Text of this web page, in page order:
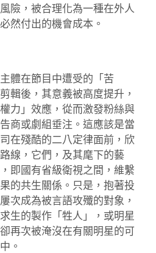
險，被合理化為一種在外人
然付出的機會成本。
體在節目中遭受的「苦
輯後，其意義被高度提升，
力」效應，從而激發粉絲與
商或劇組垂注。這應該是當
在殘酷的二八定律面前，欣
線，它們，及其麾下的藝
即國有省級衛視之間，維繫
的共生關係。只是，抱著投
次成為被言語攻殲的對象，
生的製作「牲人」，或明星
再次被淹沒在有關明星的可
。